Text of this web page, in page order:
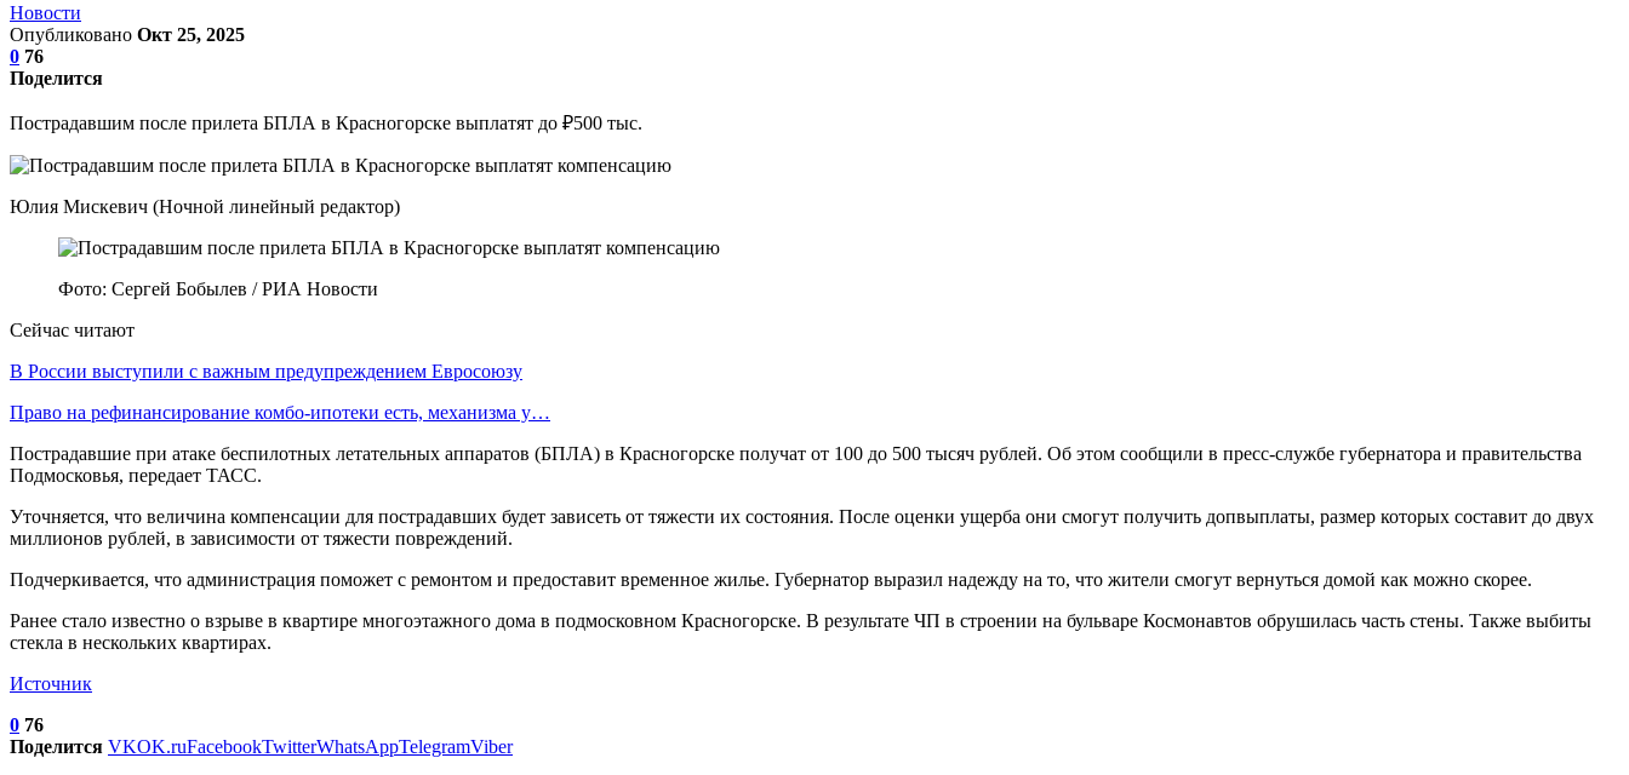
Новости
Опубликовано Окт 25, 2025
0 76
Поделится
Пострадавшим после прилета БПЛА в Красногорске выплатят до ₽500 тыс.
Юлия Мискевич (Ночной линейный редактор)
Фото: Сергей Бобылев / РИА Новости
Сейчас читают
В России выступили с важным предупреждением Евросоюзу
Право на рефинансирование комбо-ипотеки есть, механизма у…
Пострадавшие при атаке беспилотных летательных аппаратов (БПЛА) в Красногорске получат от 100 до 500 тысяч рублей. Об этом сообщили в пресс-службе губернатора и правительства
Подмосковья, передает ТАСС.
Уточняется, что величина компенсации для пострадавших будет зависеть от тяжести их состояния. После оценки ущерба они смогут получить допвыплаты, размер которых составит до двух
миллионов рублей, в зависимости от тяжести повреждений.
Подчеркивается, что администрация поможет с ремонтом и предоставит временное жилье. Губернатор выразил надежду на то, что жители смогут вернуться домой как можно скорее.
Ранее стало известно о взрыве в квартире многоэтажного дома в подмосковном Красногорске. В результате ЧП в строении на бульваре Космонавтов обрушилась часть стены. Также выбиты
стекла в нескольких квартирах.
Источник
0 76
Поделится VKOK.ruFacebookTwitterWhatsAppTelegramViber